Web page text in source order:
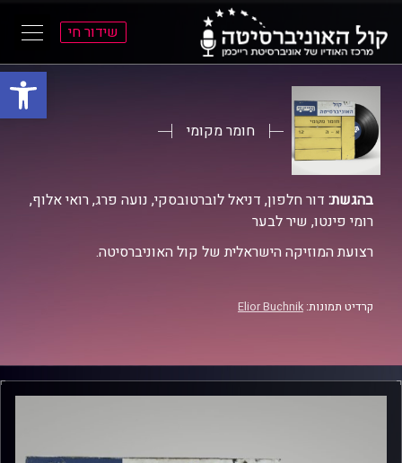
פתח
הראשי
הראשי
שידור חי
חומר מקומי
בהגשת: דור חלפון, דניאל לוברטובסקי, נועה פרג, רואי אלוף,
רומי פינטו, שיר לבער
רצועת המוזיקה הישראלית של קול האוניברסיטה.
קרדיט תמונות: Elior Buchnik